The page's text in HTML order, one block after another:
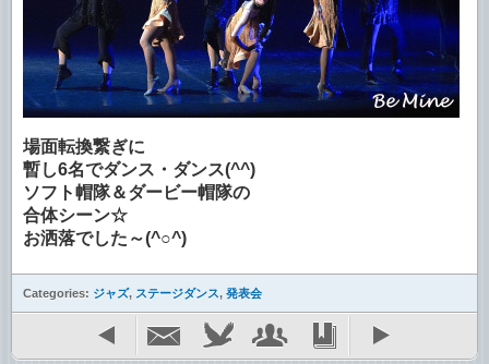
場面転換繋ぎに
暫し6名でダンス・ダンス(^^)
ソフト帽隊＆ダービー帽隊の
合体シーン☆
お洒落でした～(^○^)
Categories: ジャズ, ステージダンス, 発表会